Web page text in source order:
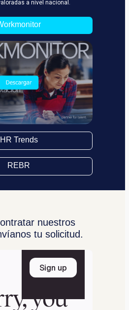
a nivel nacional.
HR Trends
REBR
nuestros
tu solicitud.